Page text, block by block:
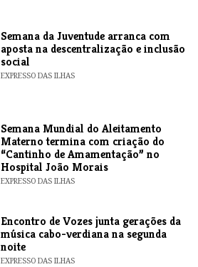
Semana da Juventude arranca com
aposta na descentralização e inclusão
social
EXPRESSO DAS ILHAS
Semana Mundial do Aleitamento
Materno termina com criação do
“Cantinho de Amamentação” no
Hospital João Morais
EXPRESSO DAS ILHAS
Encontro de Vozes junta gerações da
música cabo-verdiana na segunda
noite
EXPRESSO DAS ILHAS